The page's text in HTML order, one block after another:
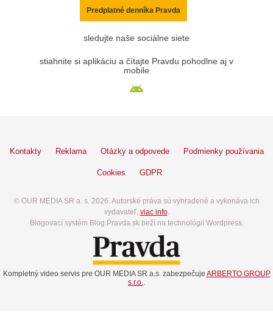
Predplatné denníka Pravda
sledujte naše sociálne siete
stiahnite si aplikáciu a čítajte Pravdu pohodlne aj v
mobile
Kontakty Reklama Otázky a odpovede Podmienky používania
Cookies GDPR
© OUR MEDIA SR a. s. 2026. Autorské práva sú vyhradené a vykonáva ich
vydavateľ, viac info.
Blogovací systém Blog.Pravda.sk beží na technológií Wordpress.
Kompletný video servis pre OUR MEDIA SR a.s. zabezpečuje ARBERTO GROUP
s.r.o..